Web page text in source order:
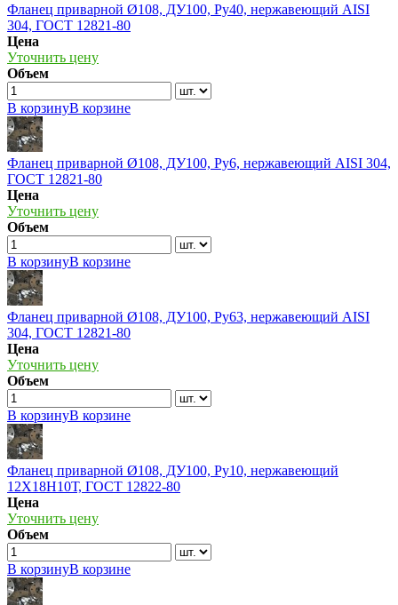
Фланец приварной Ø108, ДУ100, Ру40, нержавеющий AISI
304, ГОСТ 12821-80
Цена
Уточнить цену
Объем
В корзинуВ корзине
Фланец приварной Ø108, ДУ100, Ру6, нержавеющий AISI 304,
ГОСТ 12821-80
Цена
Уточнить цену
Объем
В корзинуВ корзине
Фланец приварной Ø108, ДУ100, Ру63, нержавеющий AISI
304, ГОСТ 12821-80
Цена
Уточнить цену
Объем
В корзинуВ корзине
Фланец приварной Ø108, ДУ100, Ру10, нержавеющий
12Х18Н10Т, ГОСТ 12822-80
Цена
Уточнить цену
Объем
В корзинуВ корзине